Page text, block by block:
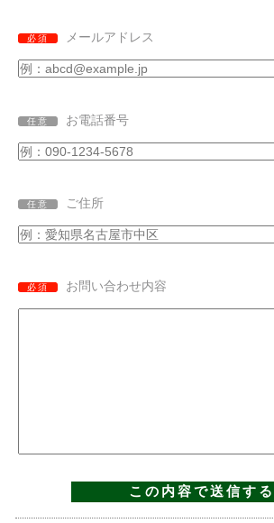
必須 メールアドレス
任意 お電話番号
任意 ご住所
必須 お問い合わせ内容